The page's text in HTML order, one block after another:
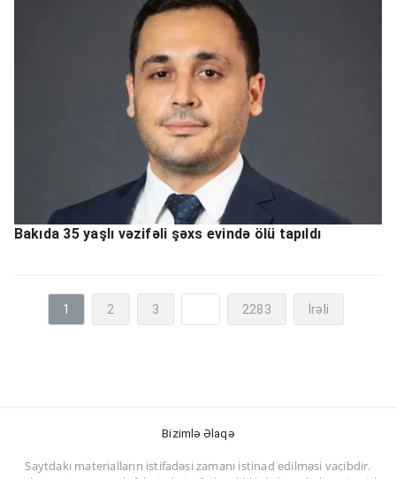
Bakıda 35 yaşlı vəzifəli şəxs evində ölü tapıldı
1 2 3 2283 İrəli
Bizimlə Əlaqə
Saytdakı materialların istifadəsi zamanı istinad edilməsi vacibdir.